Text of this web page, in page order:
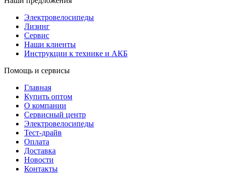
Электровелосипеды
Лизинг
Сервис
Наши клиенты
Инструкции к технике и АКБ
Помощь и сервисы
Главная
Купить оптом
О компании
Сервисный центр
Электровелосипеды
Тест-драйв
Оплата
Доставка
Новости
Контакты